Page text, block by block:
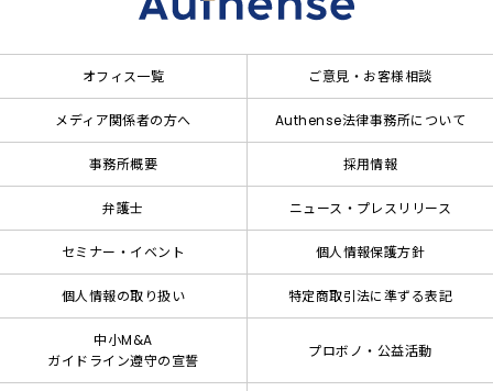
オフィス一覧 ご意見・お客様相談
メディア関係者の方へ Authense法律事務所について
事務所概要 採用情報
弁護士 ニュース・プレスリリース
セミナー・イベント 個人情報保護方針
個人情報の取り扱い 特定商取引法に準ずる表記
中小M&A
ガイドライン遵守の宣誓
プロボノ・公益活動